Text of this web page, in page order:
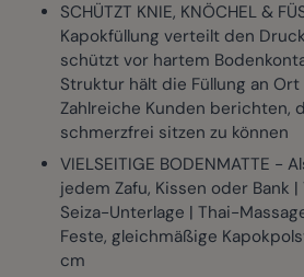
SCHÜTZT KNIE, KNÖCHEL &
Kapokfüllung verteilt den
schützt vor hartem
Struktur hält die Füllung an Ort
Zahlreiche Kunden berichten,
schmerzfrei sitzen zu können
VIELSEITIGE BODENMATTE -
jedem Zafu, Kissen oder Bank
Seiza-Unterlage | Thai-
Feste, gleichmäßige
cm